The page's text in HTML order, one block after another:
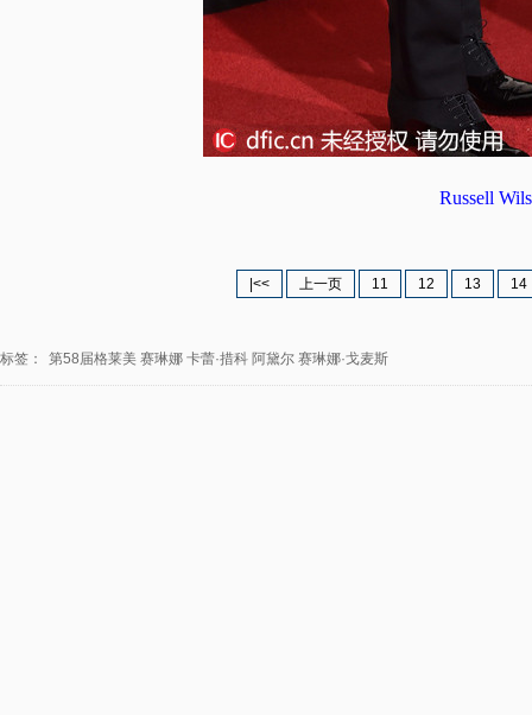
Russell
|<< 上一页 11 12 13 14
标签： 第58届格莱美 赛琳娜 卡蕾·措科 阿黛尔 赛琳娜·戈麦斯